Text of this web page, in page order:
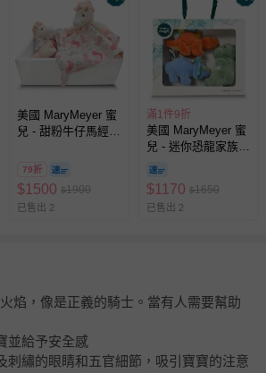
美國 MaryMeyer 蜜
兒 - 甜粉牛仔馬經典
撫巾
79折
$1500 $1900
已售出 2
滿1件9折
美國 MaryMeyer 蜜
兒 - 迷你恐龍家族經
典禮盒-安撫玩偶-暴
龍+三角龍+劍龍
$1170 $1650
已售出 2
焰，像是正義的騎士。當有人需要幫助
並給予安全感
刺繡的眼睛和五官細節，吸引寶寶的注意